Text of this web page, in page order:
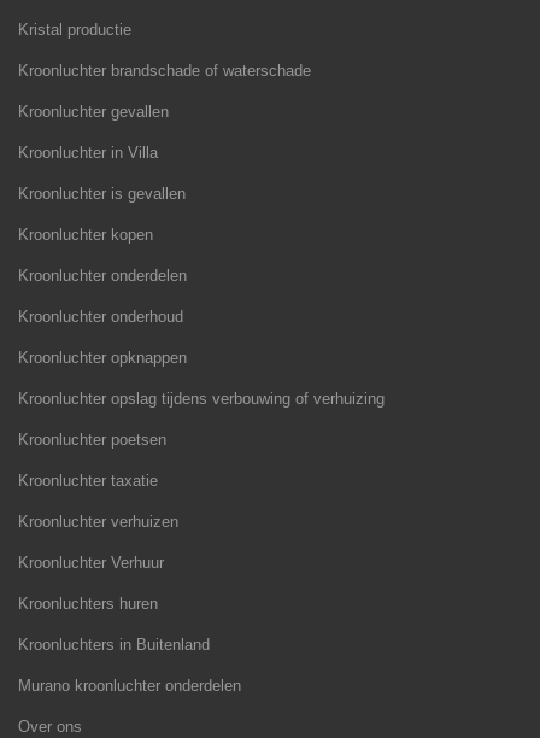
Kristal productie
Kroonluchter brandschade of waterschade
Kroonluchter gevallen
Kroonluchter in Villa
Kroonluchter is gevallen
Kroonluchter kopen
Kroonluchter onderdelen
Kroonluchter onderhoud
Kroonluchter opknappen
Kroonluchter opslag tijdens verbouwing of verhuizing
Kroonluchter poetsen
Kroonluchter taxatie
Kroonluchter verhuizen
Kroonluchter Verhuur
Kroonluchters huren
Kroonluchters in Buitenland
Murano kroonluchter onderdelen
Over ons